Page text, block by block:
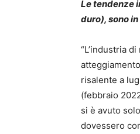
Le tendenze
duro), sono
“L’industria
risalente a
(febbraio
si è avuto
dovessero